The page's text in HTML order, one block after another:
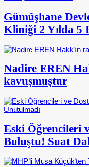
Gümüşhane
Kliniği 2 Yılda 5
Nadire EREN
kavuşmuştur
Eski Öğrencileri
Buluştu! Suat